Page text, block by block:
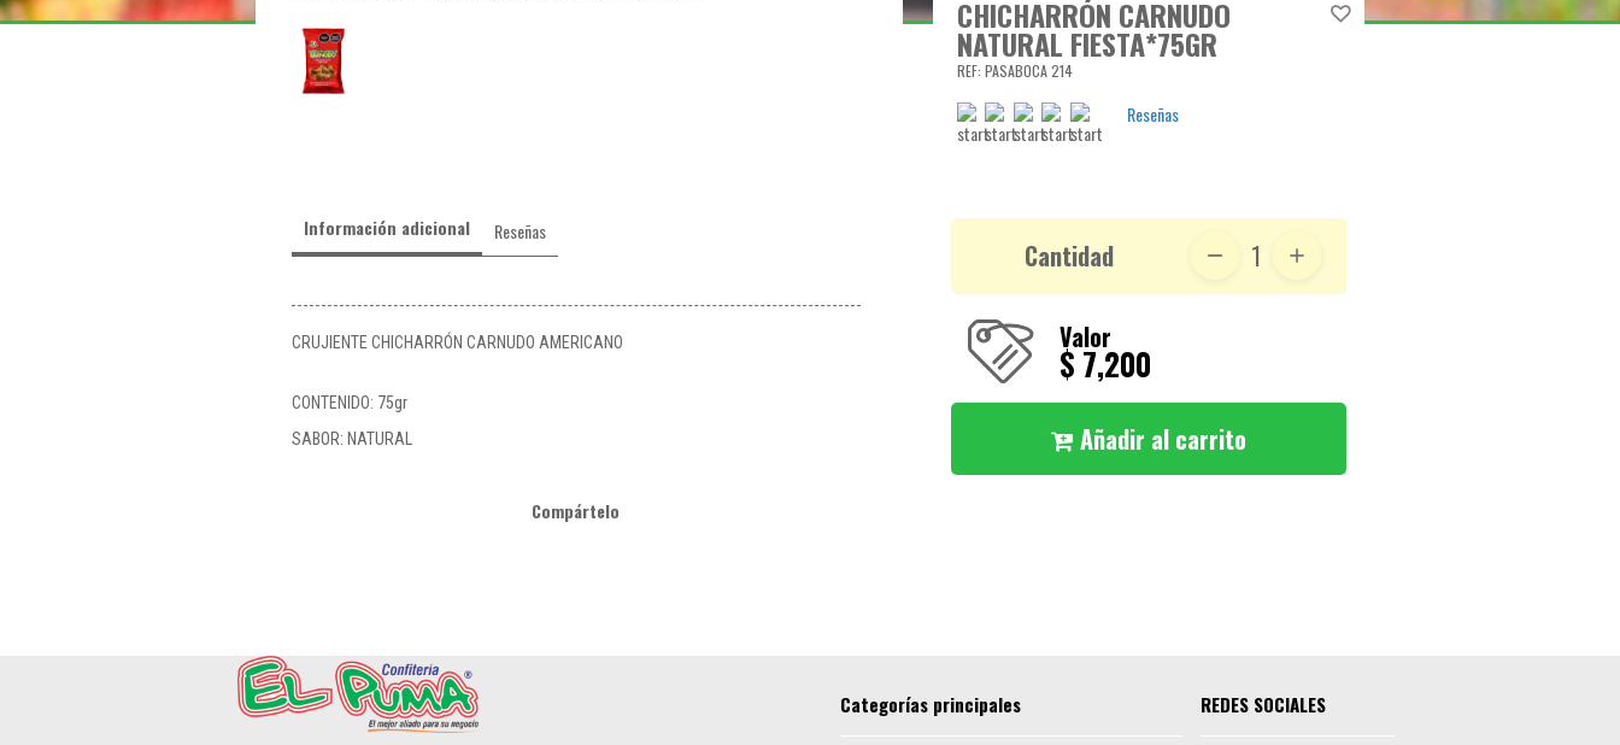
Información adicional Reseñas
CRUJIENTE CHICHARRÓN CARNUDO AMERICANO
CONTENIDO: 75gr
SABOR: NATURAL
Compártelo
CHICHARRÓN CARNUDO
NATURAL FIESTA*75GR
REF: PASABOCA 214
Reseñas
Cantidad 1
Valor
$ 7,200
Añadir al carrito
Categorías principales REDES SOCIALES